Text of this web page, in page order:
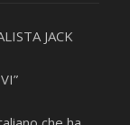
JACK